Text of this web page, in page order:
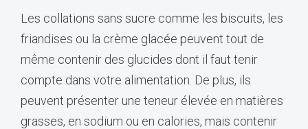
Les collations sans sucre comme les biscuits, les
friandises ou la crème glacée peuvent tout de
même contenir des glucides dont il faut tenir
compte dans votre alimentation. De plus, ils
peuvent présenter une teneur élevée en matières
grasses, en sodium ou en calories, mais contenir